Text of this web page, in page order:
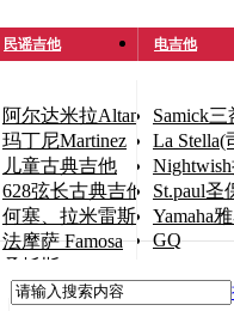
民谣吉他
电吉他
阿尔达米拉Altamira
玛丁尼Martinez
儿童古典吉他
628弦长古典吉他（手小人
何塞、拉米雷斯José
法摩萨 Famosa
桑托斯 Songtoos
Samick
La
St.paul圣
Yamaha
GQ